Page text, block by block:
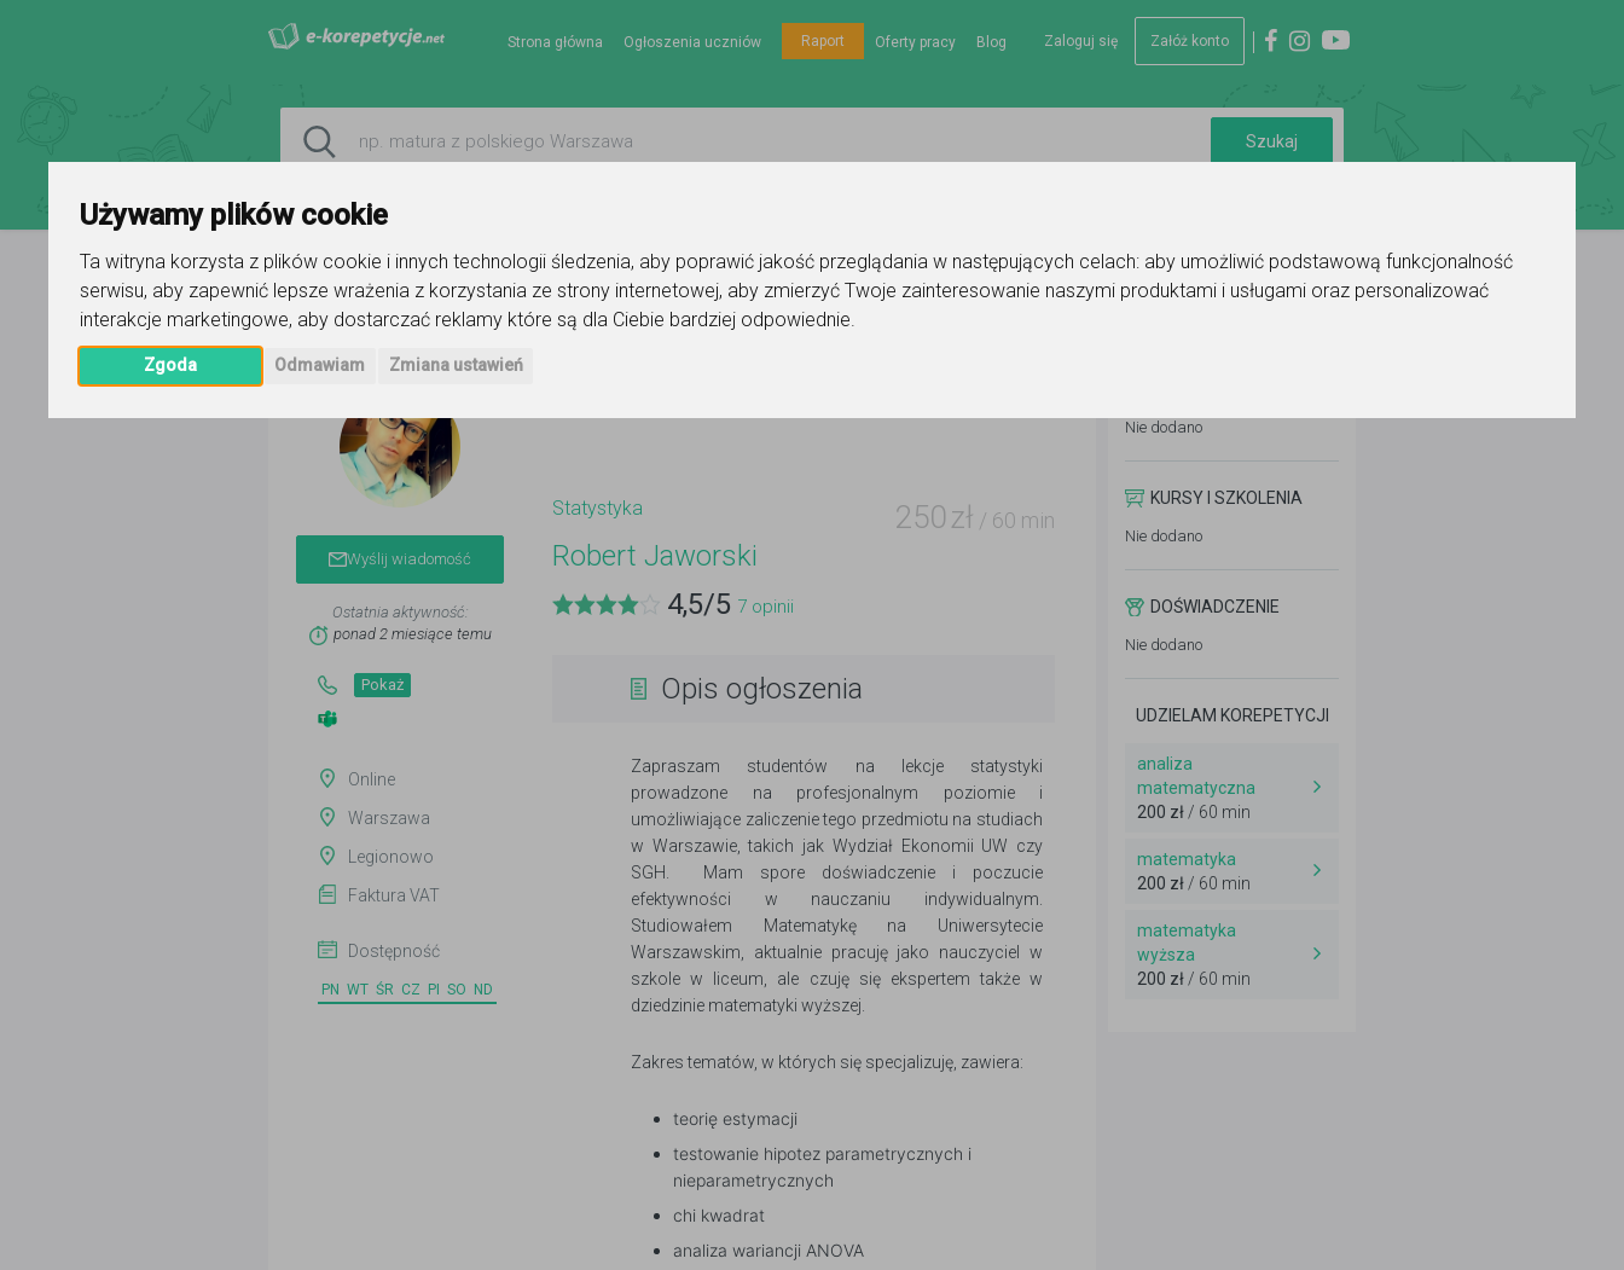
Używamy plików cookie
Ta witryna korzysta z plików cookie i innych technologii śledzenia, aby poprawić jakość przeglądania w następujących celach: aby umożliwić podstawową funkcjonalność
serwisu, aby zapewnić lepsze wrażenia z korzystania ze strony internetowej, aby zmierzyć Twoje zainteresowanie naszymi produktami i usługami oraz personalizować
interakcje marketingowe, aby dostarczać reklamy które są dla Ciebie bardziej odpowiednie.
Zgoda Odmawiam Zmiana ustawień
Zaloguj się Załóż konto
Strona główna Ogłoszenia uczniów Raport Oferty pracy Blog
Strona główna Robert Jaworski Ogłoszenie korepetytora - statystyka
Wyślij wiadomość
Ostatnia aktywność:
ponad 2 miesiące temu
Pokaż
Online
Warszawa
Legionowo
Faktura VAT
Dostępność
PN WT ŚR CZ PI SO ND
Statystyka 250 zł / 60 min
Robert Jaworski
4,5/5 7 opinii
Opis ogłoszenia
Zapraszam studentów na lekcje statystyki
prowadzone na profesjonalnym poziomie i
umożliwiające zaliczenie tego przedmiotu na studiach
w Warszawie, takich jak Wydział Ekonomii UW czy
SGH. Mam spore doświadczenie i poczucie
efektywności w nauczaniu indywidualnym.
Studiowałem Matematykę na Uniwersytecie
Warszawskim, aktualnie pracuję jako nauczyciel w
szkole w liceum, ale czuję się ekspertem także w
dziedzinie matematyki wyższej.
Zakres tematów, w których się specjalizuję, zawiera:
teorię estymacji
testowanie hipotez parametrycznych i
nieparametrycznych
chi kwadrat
analiza wariancji ANOVA
Nie dodano
KURSY I SZKOLENIA
Nie dodano
DOŚWIADCZENIE
Nie dodano
UDZIELAM KOREPETYCJI
analiza
matematyczna
200 zł / 60 min
matematyka
200 zł / 60 min
matematyka
wyższa
200 zł / 60 min